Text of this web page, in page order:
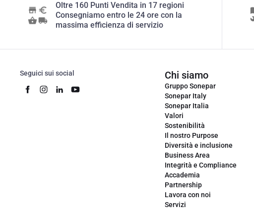
Oltre 160 Punti Vendita in 17 regioni
Consegniamo entro le 24 ore con la
massima efficienza di servizio
Seguici sui social Chi siamo
Gruppo Sonepar
Sonepar Italy
Sonepar Italia
Valori
Sostenibilità
Il nostro Purpose
Diversità e inclusione
Business Area
Integrità e Compliance
Accademia
Partnership
Lavora con noi
Servizi